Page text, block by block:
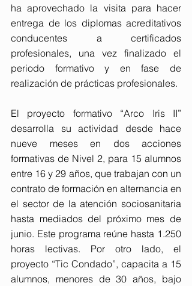
ha aprovechado la visita para hacer
entrega de los diplomas acreditativos
conducentes a certificados
profesionales, una vez finalizado el
periodo formativo y en fase de
realización de prácticas profesionales.
El proyecto formativo “Arco Iris II”
desarrolla su actividad desde hace
nueve meses en dos acciones
formativas de Nivel 2, para 15 alumnos
entre 16 y 29 años, que trabajan con un
contrato de formación en alternancia en
el sector de la atención sociosanitaria
hasta mediados del próximo mes de
junio. Este programa reúne hasta 1.250
horas lectivas. Por otro lado, el
proyecto “Tic Condado”, capacita a 15
alumnos, menores de 30 años, bajo